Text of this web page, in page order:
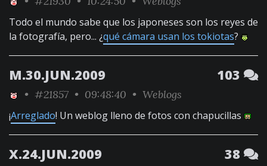
Todo el mundo sabe que los japoneses son los reyes de
la fotografía, pero... ¿qué cámara usan los tokiotas?
M.30.JUN.2009 103
• #21857 • 09:48:40 • Weblogs
¡Arreglado! Un weblog lleno de fotos con chapucillas
X.24.JUN.2009 38